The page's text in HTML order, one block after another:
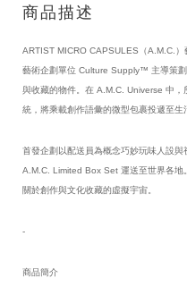
商品描述
ARTIST MICRO CAPSULES（A.M.C.
藝術企劃單位 Culture Supply™ 主導策
與收藏的物件。在 A.M.C. Universe 中
統，將乘載創作語彙的微型包裹投遞至生
首發企劃以配送員為概念巧妙玩味人設
A.M.C. Limited Box Set 運送至世界各地
關於創作與文化收藏的虛擬宇宙。
-
商品簡介